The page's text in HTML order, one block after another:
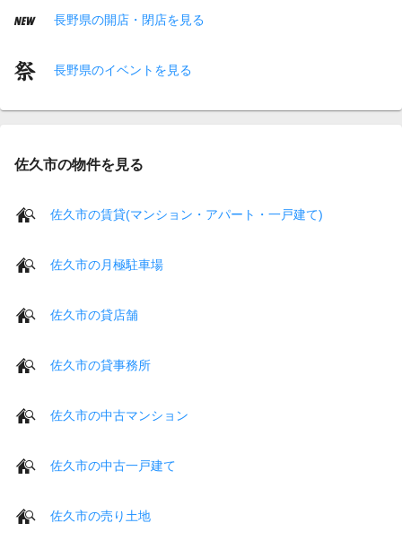
長野県の開店・閉店を見る
長野県のイベントを見る
佐久市の物件を見る
佐久市の賃貸(マンション・アパート・一戸建て)
佐久市の月極駐車場
佐久市の貸店舗
佐久市の貸事務所
佐久市の中古マンション
佐久市の中古一戸建て
佐久市の売り土地